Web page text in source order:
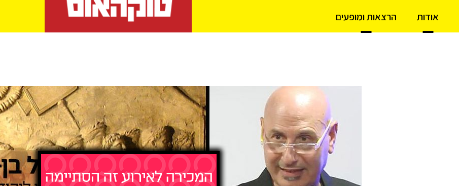
אודות הרצאות ומופעים